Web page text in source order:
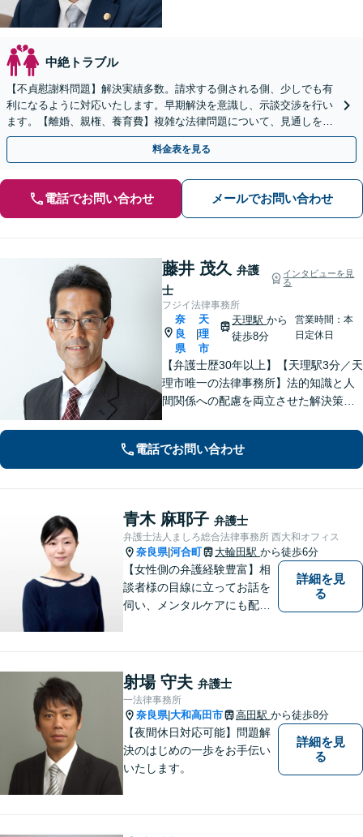
中絶トラブル
【不貞慰謝料問題】解決実績多数。請求する側される側、少しでも有
利になるように対応いたします。早期解決を意識し、示談交渉を行い
ます。【離婚、親権、養育費】複雑な法律問題について、見通しを立
て、今後のご提案をいたします。【土日・夜間対応可】
料金表を見る
電話でお問い合わせ メールでお問い合わせ
藤井 茂久 弁護
士
インタビューを見
る
フジイ法律事務所
奈
良
県
天
理
市
天理駅から
徒歩8分
営業時間：本
日定休日
【弁護士歴30年以上】【天理駅3分／天
理市唯一の法律事務所】法的知識と人
間関係への配慮を両立させた解決策を
法書士・不動産鑑定士など」相続に関
わる問題を総合的に解決へ導きます
電話でお問い合わせ
青木 麻耶子 弁護士
弁護士法人ましろ総合法律事務所 西大和オフィス
奈良県|河合町 大輪田駅 から徒歩6分
【女性側の弁護経験豊富】相
談者様の目線に立ってお話を
伺い、メンタルケアにも配慮
策をご提案【LINE利用可】
【平日夜間、土日祝日、応相
談】
詳細を見
る
射場 守夫 弁護士
一法律事務所
奈良県|大和高田市 高田駅 から徒歩8分
【夜間休日対応可能】問題解
決のはじめの一歩をお手伝い
いたします。
詳細を見
る